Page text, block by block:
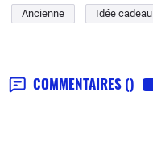
Ancienne Idée cadeau
COMMENTAIRES ()